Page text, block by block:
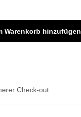
Warenkorb hinzufügen
Check-out